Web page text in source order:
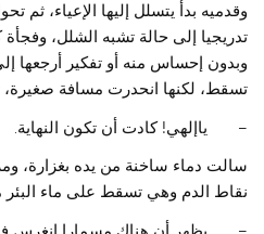
وقدميه بدأ يتسلل إليها الإعياء، ثم
تدريجيا إلى حالة تشبه الشلل،
وبدون إحساس منه أو تفكير أرجعها
تسقط، لكنها انحدرت مسافة
– ياإلهي! كادت أن تكون النهاية.
سالت دماء ساخنة من يده
نقاط الدم وهي تسقط على ماء البئر